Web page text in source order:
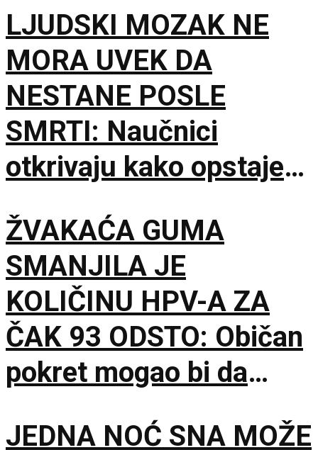
LJUDSKI MOZAK NE
MORA UVEK DA
NESTANE POSLE
SMRTI: Naučnici
otkrivaju kako opstaje
ŽVAKAĆA GUMA
SMANJILA JE
KOLIČINU HPV-A ZA
ČAK 93 ODSTO: Običan
pokret mogao bi da
JEDNA NOĆ SNA MOŽE